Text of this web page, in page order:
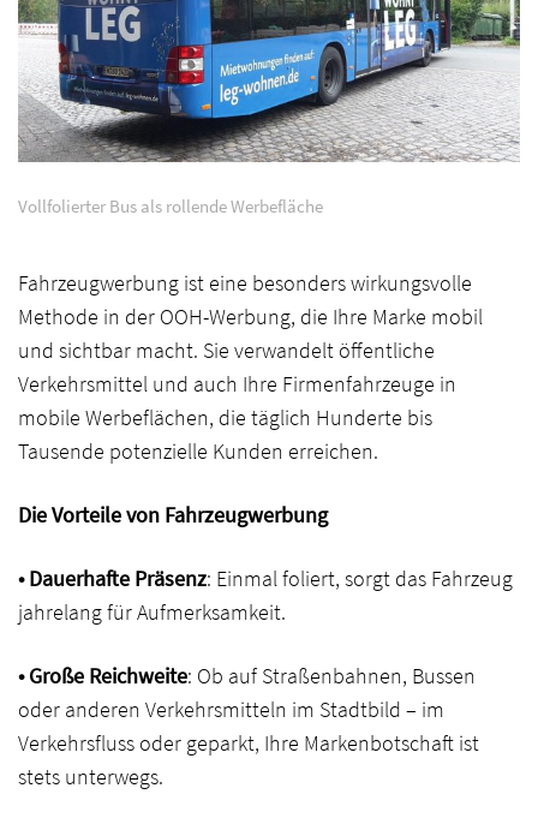
Digital
Agentur
Blog
Startseite
Vollfolierter Bus als rollende Werbefläche
Fahrzeugwerbung ist eine besonders wirkungsvolle
Methode in der OOH-Werbung, die Ihre Marke mobil
und sichtbar macht. Sie verwandelt öffentliche
Verkehrsmittel und auch Ihre Firmenfahrzeuge in
mobile Werbeflächen, die täglich Hunderte bis
Tausende potenzielle Kunden erreichen.
Die Vorteile von Fahrzeugwerbung
• Dauerhafte Präsenz: Einmal foliert, sorgt das Fahrzeug
jahrelang für Aufmerksamkeit.
• Große Reichweite: Ob auf Straßenbahnen, Bussen
oder anderen Verkehrsmitteln im Stadtbild – im
Verkehrsfluss oder geparkt, Ihre Markenbotschaft ist
stets unterwegs.